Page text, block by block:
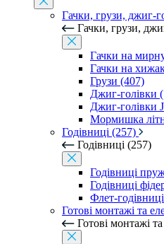
Гачки, грузи, джиг-
Гачки, грузи,
Гачки на
Гачки на
Грузи (407)
Джиг-голівки
Джиг-голівки
Мормишка
Годівниці (257)
Годівниці (257)
Годівниці
Годівниці
Флет-
Готові монтажі та
Готові монтажі